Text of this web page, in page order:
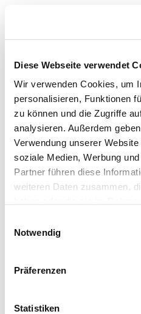
Diese Webseite verwendet
Wir verwenden Cookies, um
personalisieren, Funktionen
zu können und die Zugriffe
analysieren. Außerdem
Verwendung unserer
soziale Medien, Werbung
Partner führen diese
weiteren Daten zusammen,
Notwendig
Präferenzen
Statistiken